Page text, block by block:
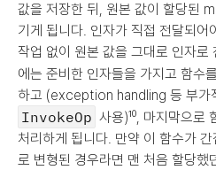
값을 저장한 뒤, 원본 값이 할당된
기게 됩니다. 인자가 직접 전달되어
작업 없이 원본 값을 그대로 인자로
에는 준비한 인자들을 가지고 함수
InvokeOp 사용)¹⁰, 마지막으
처리하게 됩니다. 만약 이 함수가
로 변형된 경우라면 맨 처음 할당